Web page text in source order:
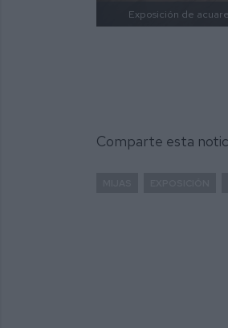
Exposición de
Comparte esta